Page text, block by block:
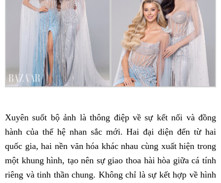
Xuyên suốt bộ ảnh là thông điệp về sự kết nối và đồng
hành của thế hệ nhan sắc mới. Hai đại diện đến từ hai
quốc gia, hai nền văn hóa khác nhau cùng xuất hiện trong
một khung hình, tạo nên sự giao thoa hài hòa giữa cá tính
riêng và tinh thần chung. Không chỉ là sự kết hợp về hình